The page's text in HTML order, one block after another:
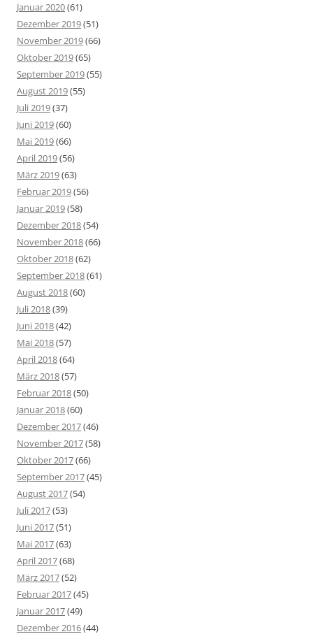
Januar 2020(61)
Dezember 2019(51)
November 2019(66)
Oktober 2019(65)
September 2019(55)
August 2019(55)
Juli 2019(37)
Juni 2019(60)
Mai 2019(66)
April 2019(56)
März 2019(63)
Februar 2019(56)
Januar 2019(58)
Dezember 2018(54)
November 2018(66)
Oktober 2018(62)
September 2018(61)
August 2018(60)
Juli 2018(39)
Juni 2018(42)
Mai 2018(57)
April 2018(64)
März 2018(57)
Februar 2018(50)
Januar 2018(60)
Dezember 2017(46)
November 2017(58)
Oktober 2017(66)
September 2017(45)
August 2017(54)
Juli 2017(53)
Juni 2017(51)
Mai 2017(63)
April 2017(68)
März 2017(52)
Februar 2017(45)
Januar 2017(49)
Dezember 2016(44)